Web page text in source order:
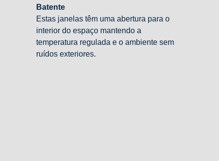
Batente
Estas janelas têm uma abertura para o
interior do espaço mantendo a
temperatura regulada e o ambiente sem
ruídos exteriores.